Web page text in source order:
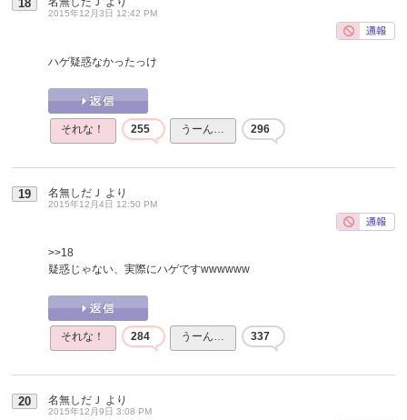
18
2015年12月3日 12:42 PM
ハゲ疑惑なかったっけ
それな！ 255 うーん… 296
19 名無しだＪ より
2015年12月4日 12:50 PM
>>18
疑惑じゃない、実際にハゲですwwwwww
それな！ 284 うーん… 337
20 名無しだＪ より
2015年12月9日 3:08 PM